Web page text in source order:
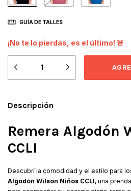
GUÍA DE TALLES
¡No te lo pierdas, es el último! 🚨
Descripción
Remera Algodón
CCLI
Descubrí la comodidad y el estilo para
Algodón Wilson Niños CCLI, una